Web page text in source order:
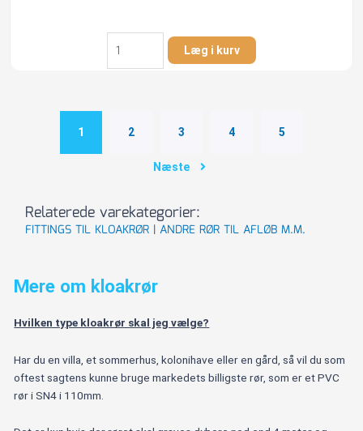
Kaczmarek
PP-
bøjning
Læg i kurv
1 2 3 4 5
Næste
Relaterede varekategorier:
FITTINGS TIL KLOAKRØR |ANDRE RØR TIL AFLØB M.M.
Mere om kloakrør
Hvilken type kloakrør skal jeg vælge?
Har du en villa, et sommerhus, kolonihave eller en gård, så vil du som
oftest sagtens kunne bruge markedets billigste rør, som er et PVC
rør i SN4 i 110mm.